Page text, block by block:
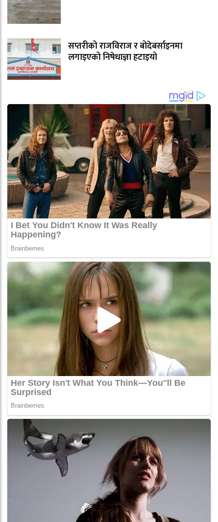
सप्तरीको राजविराज र बोदेबर्साइनमा
लगाइएको निषेधाज्ञा हटाइयो